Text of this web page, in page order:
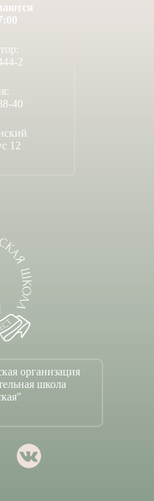
2
40
12
организация
школа